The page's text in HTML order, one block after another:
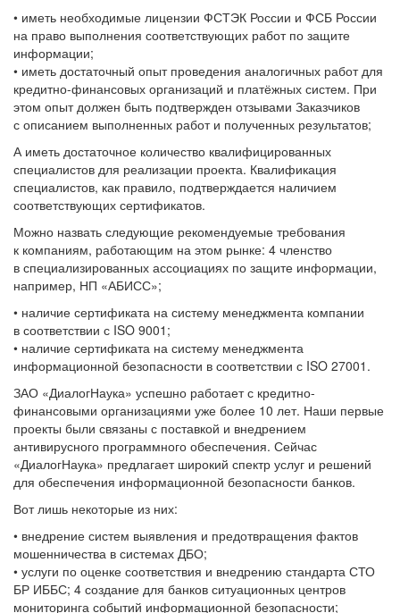
• иметь необходимые лицензии ФСТЭК России и ФСБ России
на право выполнения соответствующих работ по защите
информации;
• иметь достаточный опыт проведения аналогичных работ для
кредитно-финансовых организаций и платёжных систем. При
этом опыт должен быть подтвержден отзывами Заказчиков
с описанием выполненных работ и полученных результатов;
А иметь достаточное количество квалифицированных
специалистов для реализации проекта. Квалификация
специалистов, как правило, подтверждается наличием
соответствующих сертификатов.
Можно назвать следующие рекомендуемые требования
к компаниям, работающим на этом рынке: 4 членство
в специализированных ассоциациях по защите информации,
например, НП «АБИСС»;
• наличие сертификата на систему менеджмента компании
в соответствии с ISO 9001;
• наличие сертификата на систему менеджмента
информационной безопасности в соответствии с ISO 27001.
ЗАО «ДиалогНаука» успешно работает с кредитно-
финансовыми организациями уже более 10 лет. Наши первые
проекты были связаны с поставкой и внедрением
антивирусного программного обеспечения. Сейчас
«ДиалогНаука» предлагает широкий спектр услуг и решений
для обеспечения информационной безопасности банков.
Вот лишь некоторые из них:
• внедрение систем выявления и предотвращения фактов
мошенничества в системах ДБО;
• услуги по оценке соответствия и внедрению стандарта СТО
БР ИББС; 4 создание для банков ситуационных центров
мониторинга событий информационной безопасности;